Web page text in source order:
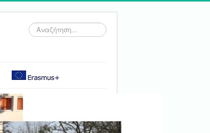
Αναζήτηση...